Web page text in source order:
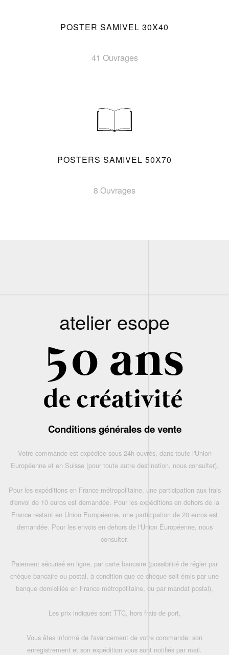
POSTER SAMIVEL 30X40
41 Ouvrages
POSTERS SAMIVEL 50X70
8 Ouvrages
atelier esope
Conditions générales de vente
Votre commande est expédiée sous 24h ouvrés, dans toute l'Union
Européenne et en Suisse (pour toute autre destination, nous consulter),
Pour les expéditions en France métropolitaine, une participation aux frais
d'envoi de 10 euros est demandée. Pour les expéditions en dehors de la
France restant en Union Européenne, une participation de 20 euros est
demandée. Pour les envois en dehors de l'Union Européenne, nous
consulter.
Paiement sécurisé en ligne, par carte bancaire (possibilité de régler par
chèque bancaire ou postal, à condition que ce chèque soit émis par une
banque domiciliée en France métropolitaine, ou par mandat postal),
Les prix indiqués sont TTC, hors frais de port,
Vous êtes informé de l'avancement de votre commande: son
enregistrement et son expédition vous sont notifiés par mail.